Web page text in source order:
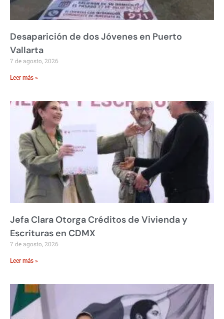
Desaparición de dos Jóvenes en Puerto
Vallarta
7 de agosto, 2026
Leer más »
Jefa Clara Otorga Créditos de Vivienda y
Escrituras en CDMX
7 de agosto, 2026
Leer más »